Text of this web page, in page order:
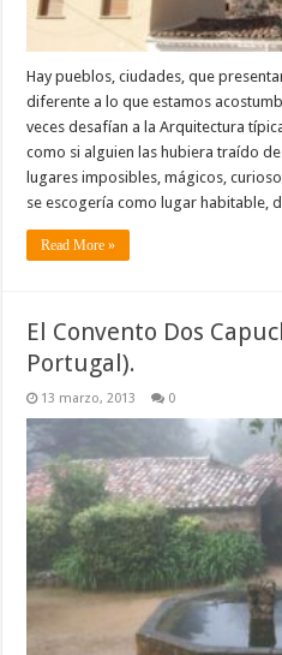
Hay pueblos, ciudades, que
diferente a lo que estamos
veces desafían a la Arquitectura
como si alguien las hubiera traído
lugares imposibles, mágicos,
se escogería como lugar habitable,
Read More »
El Convento Dos
Portugal).
13 marzo, 2013 0